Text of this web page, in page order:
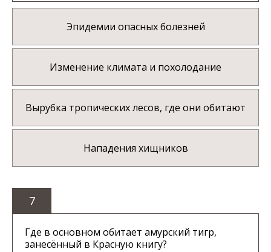
Эпидемии опасных болезней
Изменение климата и похолодание
Вырубка тропических лесов, где они обитают
Нападения хищников
7
Где в основном обитает амурский тигр,
занесённый в Красную книгу?